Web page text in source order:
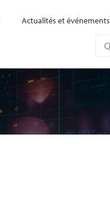
Actualités et événements